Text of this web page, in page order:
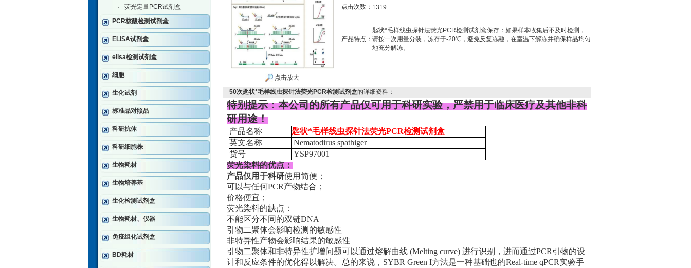
·
荧光定量PCR试剂盒
PCR核酸检测试剂盒
ELISA试剂盒
elisa检测试剂盒
细胞
生化试剂
标准品对照品
科研抗体
科研细胞株
生物耗材
生物培养基
生化检测试剂盒
生物耗材、仪器
免疫组化试剂盒
BD耗材
点击放大
点击次数： 1319
产品特点：
匙状*毛样线虫探针法荧光PCR检测试剂盒保存：如果样本收集后不及时检测，
请按一次用量分装，冻存于-20℃，避免反复冻融，在室温下解冻并确保样品均匀
地充分解冻。
50次匙状*毛样线虫探针法荧光PCR检测试剂盒的详细资料：
特别提示：本公司的所有产品仅可用于科研实验，严禁用于临床医疗及其他非科
研用途！
产品名称
匙状*毛样线虫探针法荧光PCR检测试剂盒
英文名称
Nematodirus spathiger
货号
YSP97001
荧光染料的优点：
产品仅用于科研使用简便；
可以与任何PCR产物结合；
价格便宜；
荧光染料的缺点：
不能区分不同的双链DNA
引物二聚体会影响检测的敏感性
非特异性产物会影响结果的敏感性
引物二聚体和非特异性扩增问题可以通过熔解曲线 (Melting curve) 进行识别，进而通过PCR引物的设
计和反应条件的优化得以解决。总的来说，SYBR Green I方法是一种基础也的Real-time qPCR实验手